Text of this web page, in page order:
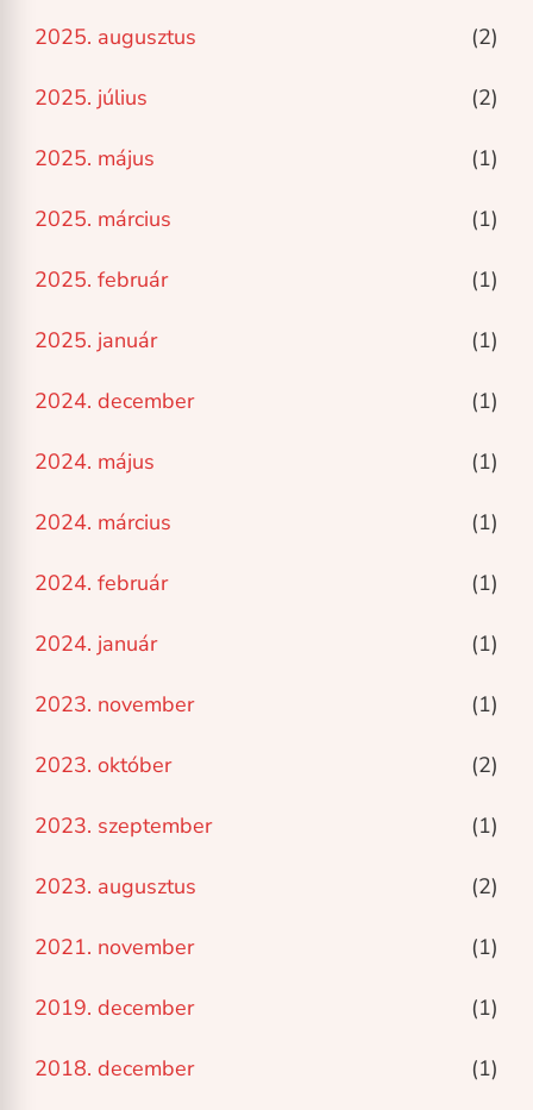
2025. augusztus (2)
2025. július (2)
2025. május (1)
2025. március (1)
2025. február (1)
2025. január (1)
2024. december (1)
2024. május (1)
2024. március (1)
2024. február (1)
2024. január (1)
2023. november (1)
2023. október (2)
2023. szeptember (1)
2023. augusztus (2)
2021. november (1)
2019. december (1)
2018. december (1)